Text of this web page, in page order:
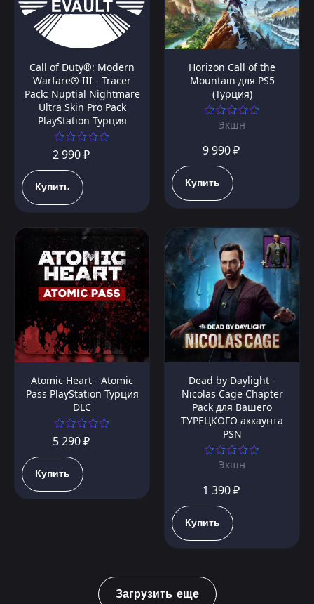
Call of Duty®: Modern
Warfare® III - Tracer
Pack: Nuptial Nightmare
Ultra Skin Pro Pack
PlayStation Турция
2 990 ₽
Купить
Horizon Call of the
Mountain для PS5
(Турция)
Экшн
9 990 ₽
Купить
Atomic Heart - Atomic
Pass PlayStation Турция
DLC
5 290 ₽
Купить
Dead by Daylight -
Nicolas Cage Chapter
Pack для Вашего
ТУРЕЦКОГО аккаунта
PSN
Экшн
1 390 ₽
Купить
Загрузить еще